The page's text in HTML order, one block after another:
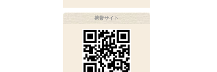
携帯サイト